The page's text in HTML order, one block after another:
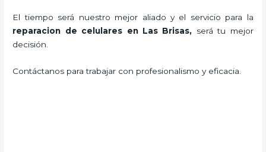
El tiempo será nuestro mejor aliado y el servicio para la
reparacion de celulares en Las Brisas, será tu mejor
decisión.
Contáctanos para trabajar con profesionalismo y eficacia.